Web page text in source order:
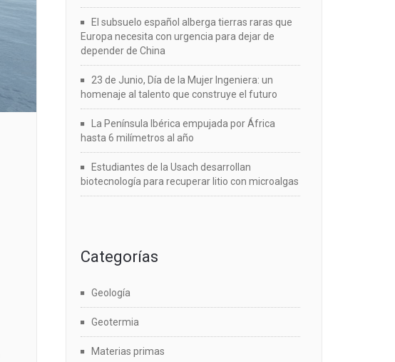
El subsuelo español alberga tierras raras que
Europa necesita con urgencia para dejar de
depender de China
23 de Junio, Día de la Mujer Ingeniera: un
homenaje al talento que construye el futuro
La Península Ibérica empujada por África
hasta 6 milímetros al año
Estudiantes de la Usach desarrollan
biotecnología para recuperar litio con microalgas
Categorías
Geología
Geotermia
Materias primas